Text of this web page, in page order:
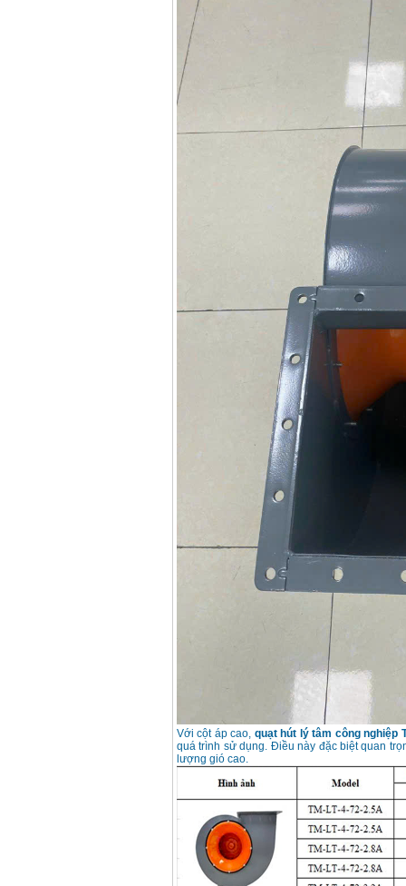
Với cột áp cao, quạt hút lý tâm công nghiệp
quá trình sử dụng. Điều này đặc biệt quan
lượng gió cao.